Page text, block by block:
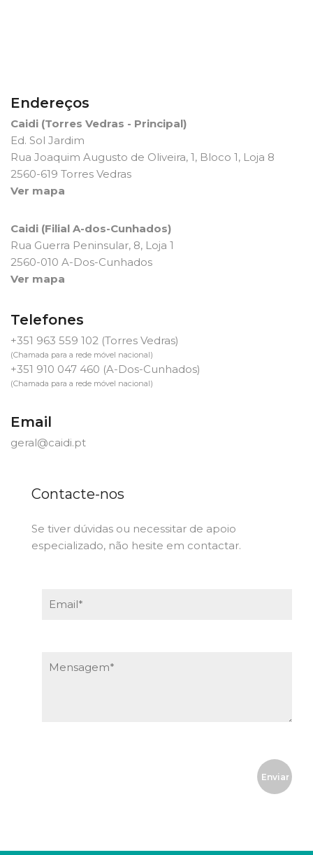
Endereços
Caidi (Torres Vedras - Principal)
Ed. Sol Jardim
Rua Joaquim Augusto de Oliveira, 1, Bloco 1, Loja 8
2560-619 Torres Vedras
Ver mapa
Caidi (Filial A-dos-Cunhados)
Rua Guerra Peninsular, 8, Loja 1
2560-010 A-Dos-Cunhados
Ver mapa
Telefones
+351 963 559 102 (Torres Vedras)
(Chamada para a rede móvel nacional)
+351 910 047 460 (A-Dos-Cunhados)
(Chamada para a rede móvel nacional)
Email
geral@caidi.pt
Contacte-nos
Se tiver dúvidas ou necessitar de apoio
especializado, não hesite em contactar.